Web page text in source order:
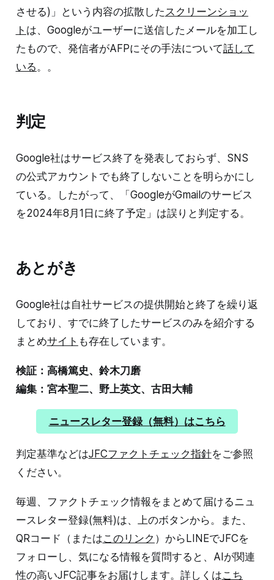
させる)」という内容の拡散した スクリーンショッ
ト は、Googleがユーザーに送信したメールを加工し
たもので、発信者がAFPにその手法について話して
いる 。。
判定
Google社はサービス終了を発表しておらず、SNS
の公式アカウントでも終了しないことを明らかにし
ている。したがって、「GoogleがGmailのサービス
を2024年8月1日に終了予定」は誤りと判定する。
あとがき
Google社は自社サービスの提供開始と終了を繰り返
しており、すでに終了したサービスのみを紹介する
まとめサイト も存在しています。
検証：高橋篤史、鈴木刀磨
編集：宮本聖二、野上英文、古田大輔
ニュースレター登録（無料）はこちら
判定基準などはJFCファクトチェック指針をご参照
ください。
毎週、ファクトチェック情報をまとめて届けるニュ
ースレター登録(無料)は、上のボタンから。また、
QRコード（またはこのリンク ）からLINEでJFCを
フォローし、気になる情報を質問すると、AIが関連
性の高いJFC記事をお届けします。詳しくはこち